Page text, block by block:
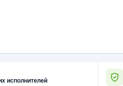
исполнителей